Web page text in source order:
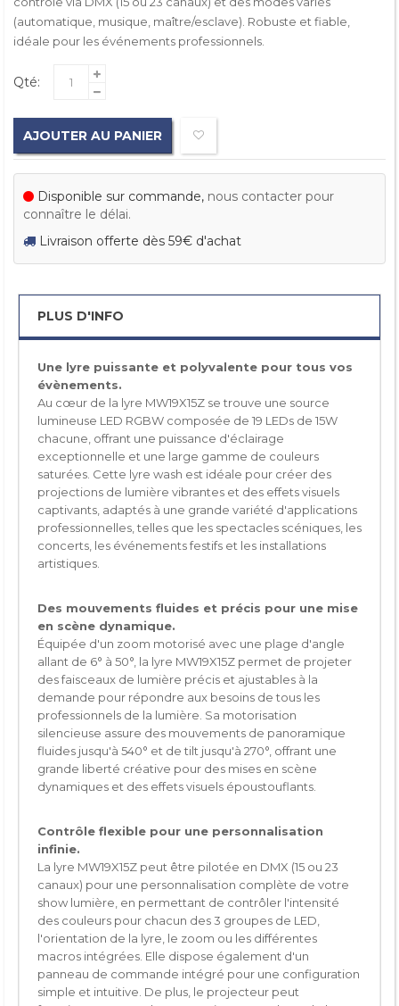
(automatique, musique, maître/esclave). Robuste et fiable,
idéale pour les événements professionnels.
Qté:
AJOUTER AU PANIER
Disponible sur commande, nous contacter pour
connaître le délai.
Livraison offerte dès 59€ d'achat
PLUS D'INFO
Une lyre puissante et polyvalente pour tous vos
évènements.
Au cœur de la lyre MW19X15Z se trouve une source
lumineuse LED RGBW composée de 19 LEDs de 15W
chacune, offrant une puissance d'éclairage
exceptionnelle et une large gamme de couleurs
saturées. Cette lyre wash est idéale pour créer des
projections de lumière vibrantes et des effets visuels
captivants, adaptés à une grande variété d'applications
professionnelles, telles que les spectacles scéniques, les
concerts, les événements festifs et les installations
artistiques.
Des mouvements fluides et précis pour une mise
en scène dynamique.
Équipée d'un zoom motorisé avec une plage d'angle
allant de 6° à 50°, la lyre MW19X15Z permet de projeter
des faisceaux de lumière précis et ajustables à la
demande pour répondre aux besoins de tous les
professionnels de la lumière. Sa motorisation
silencieuse assure des mouvements de panoramique
fluides jusqu'à 540° et de tilt jusqu'à 270°, offrant une
grande liberté créative pour des mises en scène
dynamiques et des effets visuels époustouflants.
Contrôle flexible pour une personnalisation
infinie.
La lyre MW19X15Z peut être pilotée en DMX (15 ou 23
canaux) pour une personnalisation complète de votre
show lumière, en permettant de contrôler l'intensité
des couleurs pour chacun des 3 groupes de LED,
l'orientation de la lyre, le zoom ou les différentes
macros intégrées. Elle dispose également d'un
panneau de commande intégré pour une configuration
simple et intuitive. De plus, le projecteur peut